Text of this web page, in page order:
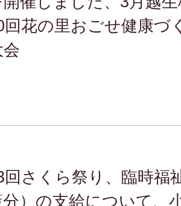
回花の里おごせ健康づ
回さくら祭り、臨時福
）の支給について、